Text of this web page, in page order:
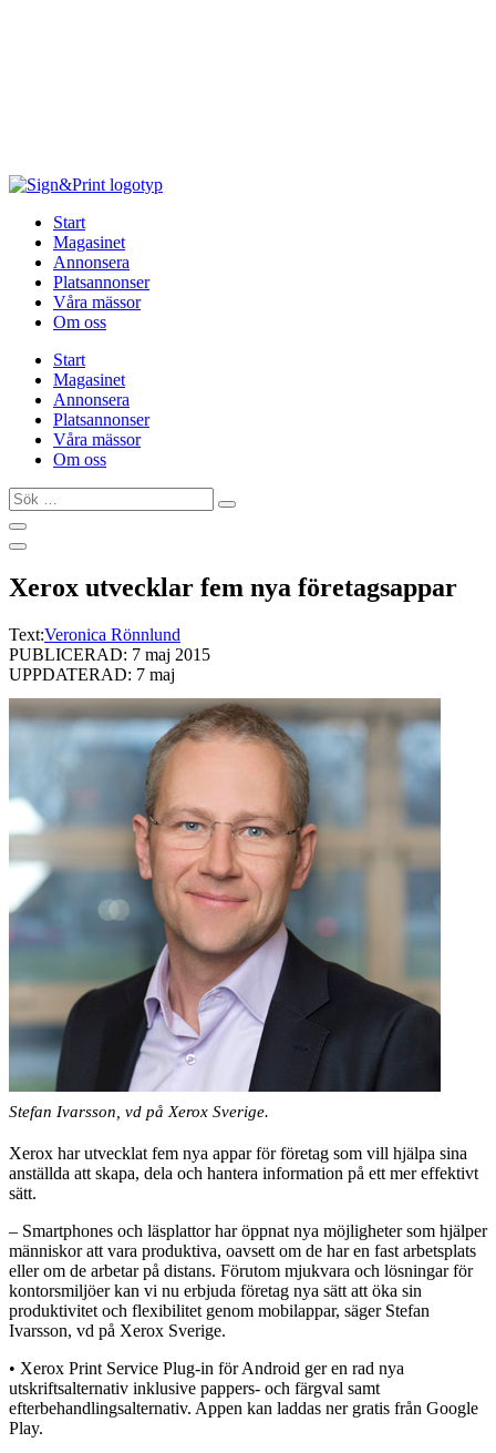
Start
Magasinet
Annonsera
Platsannonser
Våra mässor
Om oss
Start
Magasinet
Annonsera
Platsannonser
Våra mässor
Om oss
Sök
…
Xerox utvecklar fem nya företagsappar
Text:Veronica Rönnlund
PUBLICERAD: 7 maj 2015
UPPDATERAD: 7 maj
Stefan Ivarsson, vd på Xerox Sverige.
Xerox har utvecklat fem nya appar för företag som vill hjälpa sina
anställda att skapa, dela och hantera information på ett mer effektivt
sätt.
– Smartphones och läsplattor har öppnat nya möjligheter som hjälper
människor att vara produktiva, oavsett om de har en fast arbetsplats
eller om de arbetar på distans. Förutom mjukvara och lösningar för
kontorsmiljöer kan vi nu erbjuda företag nya sätt att öka sin
produktivitet och flexibilitet genom mobilappar, säger Stefan
Ivarsson, vd på Xerox Sverige.
• Xerox Print Service Plug-in för Android ger en rad nya
utskriftsalternativ inklusive pappers- och färgval samt
efterbehandlingsalternativ. Appen kan laddas ner gratis från Google
Play.